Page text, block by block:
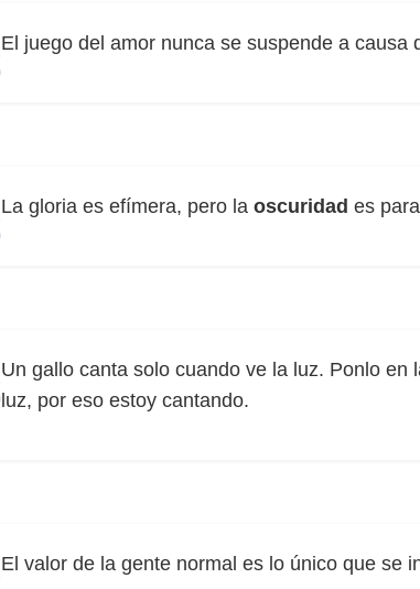
El juego del amor nunca se suspende a causa
La gloria es efímera, pero la oscuridad es
Un gallo canta solo cuando ve la luz. Ponlo en
luz, por eso estoy cantando.
El valor de la gente normal es lo único que se